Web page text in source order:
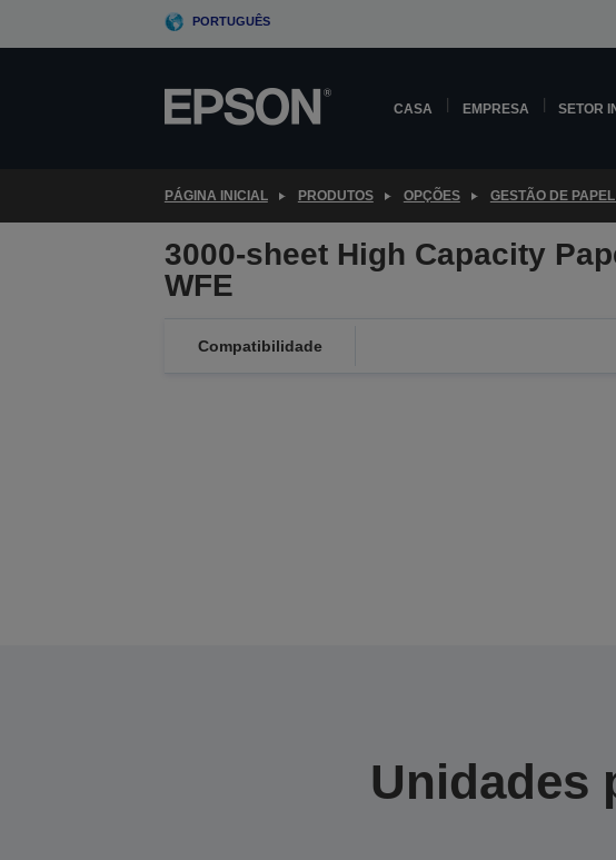
PORTUGUÊS
CASA EMPRESA SETOR
PÁGINA INICIAL PRODUTOS OPÇÕES GESTÃO DE PAPEL
3000-sheet High Capacity
WFE
Compatibilidade
Unidades